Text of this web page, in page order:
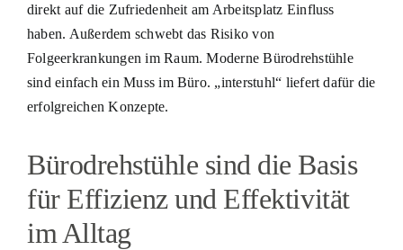
direkt auf die Zufriedenheit am Arbeitsplatz Einfluss
haben. Außerdem schwebt das Risiko von
Folgeerkrankungen im Raum. Moderne Bürodrehstühle
sind einfach ein Muss im Büro. „interstuhl“ liefert dafür die
erfolgreichen Konzepte.
Bürodrehstühle sind die Basis
für Effizienz und Effektivität
im Alltag